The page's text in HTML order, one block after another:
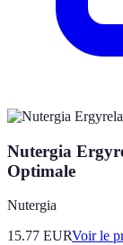
Nutergia
Optimale
Nutergia
15.77 EURVoir le